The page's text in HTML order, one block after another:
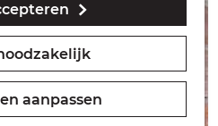
aanpassen
Geocachen
Naar het museum